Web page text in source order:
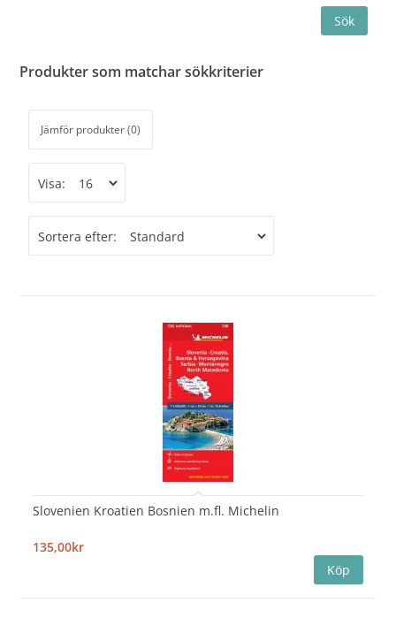
Produkter som matchar sökkriterier
Jämför produkter (0)
Visa:
Sortera efter:
Slovenien Kroatien Bosnien m.fl. Michelin
135,00kr